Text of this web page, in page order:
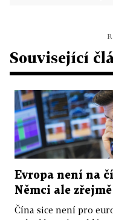
Související
Evropa není na
Němci ale
Čína sice není pro